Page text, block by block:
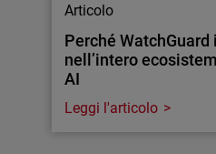
Articolo
Perché WatchGuard
nell’intero
AI
Leggi l'articolo